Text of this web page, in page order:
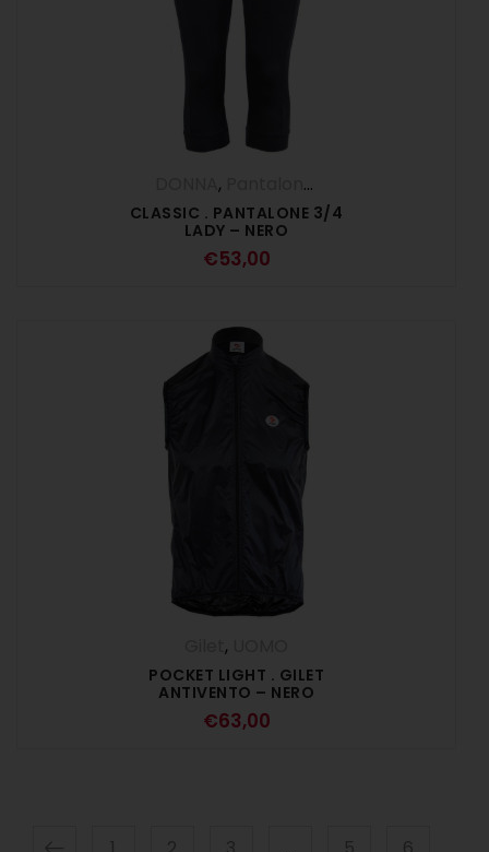
,
CLASSIC . PANTALONE 3/4
LADY – NERO
€53,00
,
POCKET LIGHT . GILET
ANTIVENTO – NERO
€63,00